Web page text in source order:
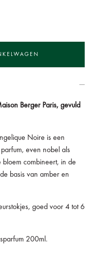
Berger Paris, gevuld
Noire is een
even nobel als
combineert, in de
basis van amber en
goed voor 4 tot 6
200ml.